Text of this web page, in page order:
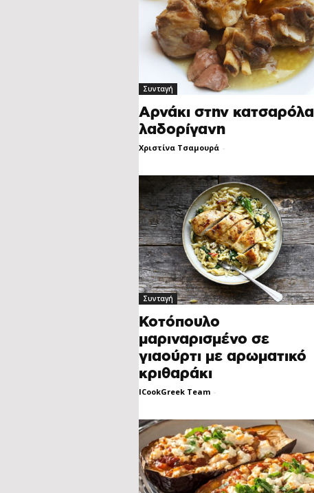
Συνταγή
Αρνάκι στην κατσαρόλα
λαδορίγανη
Χριστίνα Τσαμουρά -
Συνταγή
Κοτόπουλο
μαριναρισμένο σε
γιαούρτι με αρωματικό
κριθαράκι
ICookGreek Team -